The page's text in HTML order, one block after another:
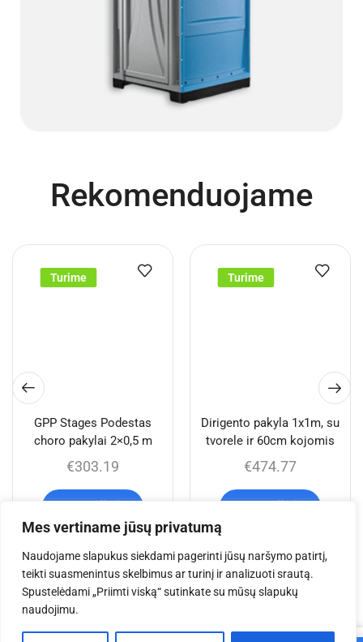
Mes vertiname jūsų privatumą
Naudojame slapukus siekdami pagerinti jūsų naršymo patirtį,
teikti suasmenintus skelbimus ar turinį ir analizuoti srautą.
Spustelėdami „Priimti viską“ sutinkate su mūsų slapukų
naudojimu.
Rekomenduojame
Turime
GPP Stages Podestas
choro pakylai 2×0,5 m
€303.19
Turime
Dirigento pakyla 1x1m, su
tvorele ir 60cm kojomis
€474.77
Jums taip pat gali